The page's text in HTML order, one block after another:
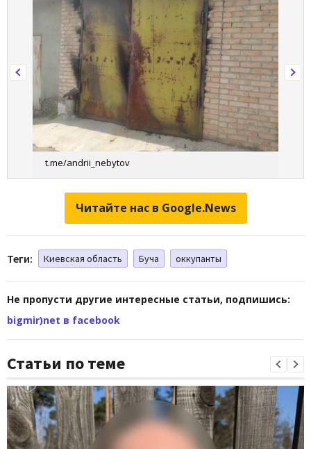
t.me/andrii_nebytov
Читайте нас в Google.News
Теги: Киевская область Буча оккупанты
Не пропусти другие интересные статьи, подпишись:
bigmir)net в facebook
Статьи по теме